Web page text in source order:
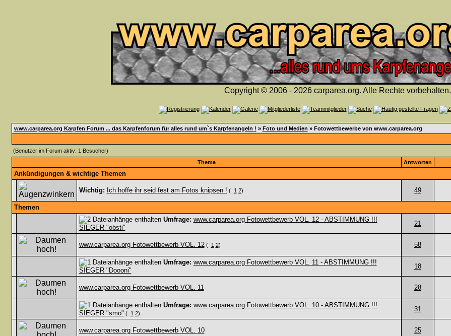
Copyright © 2006 - 2026 carparea.org. Alle Rechte vorbehalten.
www.carparea.org Karpfen Forum ... das Karpfenforum für alles rund um`s Karpfenangeln ! » Foto und Medien » Fotowettbewerbe von www.carparea.org
(Benutzer im Forum aktiv: 1 Besucher)
Thema
Antworten
Ankündigungen & wichtige Themen
Wichtig: Ich hoffe ihr seid fest am Fotos knipsen ! ( 1 2) 49
Themen
Umfrage: www.carparea.org Fotowettbewerb VOL. 12 - ABSTIMMUNG !!!
SIEGER "obsti"
21
www.carparea.org Fotowettbewerb VOL. 12( 1 2) 58
Umfrage: www.carparea.org Fotowettbewerb VOL. 11 - ABSTIMMUNG !!!
SIEGER "Doooni"
18
www.carparea.org Fotowettbewerb VOL. 11 28
Umfrage: www.carparea.org Fotowettbewerb VOL. 10 - ABSTIMMUNG !!!
SIEGER "smo" ( 1 2)
31
www.carparea.org Fotowettbewerb VOL. 10 25